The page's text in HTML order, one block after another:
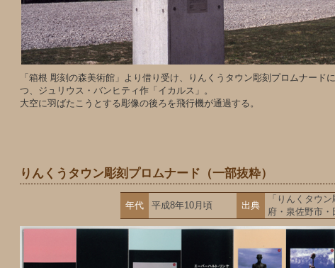
「箱根 彫刻の森美術館」より借り受け、りんくうタウン彫刻プロムナード
つ、ジュリウス・バンヒティ作「イカルス」。
大空に羽ばたこうとする彫像の後ろを飛行機が通過する。
りんくうタウン彫刻プロムナード（一部抜粋）
年代 平成8年10月頃 出典
「りんくタウ
府・泉佐野市・